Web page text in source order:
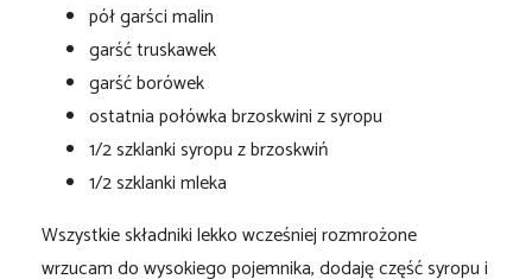
pół garści malin
garść truskawek
garść borówek
ostatnia połówka brzoskwini z syropu
1/2 szklanki syropu z brzoskwiń
1/2 szklanki mleka
Wszystkie składniki lekko wcześniej rozmrożone
wrzucam do wysokiego pojemnika, dodaję część syropu i